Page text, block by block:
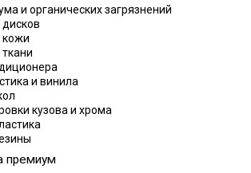
и органических загрязнений
кожи
и винила
кузова и хрома
замков
премиум